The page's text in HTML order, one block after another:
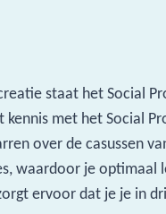
staat het Social
met het Social
over de casussen
waardoor je
ervoor dat je je in